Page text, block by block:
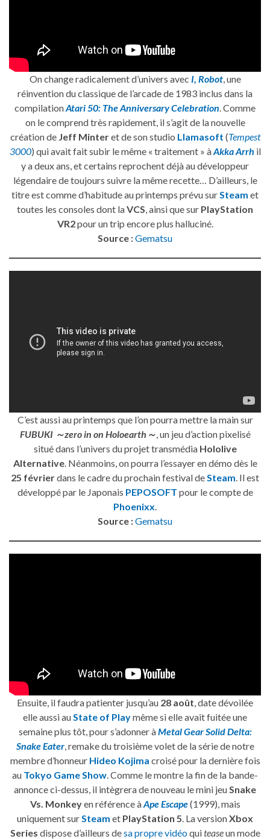
On change radicalement d’univers avec I, Robot, une
réinvention du classique de l’arcade de 1983 inclus dans la
compilationAtari 50: The Anniversary Celebration . Comme
on le comprend très rapidement, il s’agit de la nouvelle
création de Jeff Minteret de son studio Llamasoft (Tempest
3000) qui avait fait subir le même « traitement » àAkka Arrh il
y a deux ans, et certains reprochent déjà au développeur
légendaire de toujours suivre la même recette… D’ailleurs, le
titre est comme d’habitude au printemps prévu sur Steam et
toutes les consoles dont laVCS , ainsi que sur PlayStation
VR2pour un trip encore plus halluciné.
Source :Gematsu
C’est aussi au printemps que l’on pourra mettre la main sur
FUBUKI ～zero in on Holoearth～ , un jeu d’action pixelisé
situé dans l’univers du projet transmédia Hololive
Alternative. Néanmoins, on pourra l’essayer en démo dès le
25 févrierdans le cadre du prochain festival de Steam . Il est
développé par le Japonais PEPOSOFT pour le compte de
Phoenixx
Source :Gematsu
Ensuite, il faudra patienter jusqu’au 28 août, date dévoilée
elle aussi auState of Playmême si elle avait fuitée une
semaine plus tôt, pour s’adonner àMetal Gear Solid Delta:
Snake Eater, remake du troisième volet de la série de notre
membre d’honneur Hideo Kojima croisé pour la dernière fois
au Tokyo Game Show. Comme le montre la fin de la bande-
annonce ci-dessus, il intègrera de nouveau le mini jeuSnake
Vs. Monkeyen référence àApe Escape(1999), mais
uniquement surSteam et PlayStation 5. La versionXbox
Series dispose d’ailleurs desa propre vidéoquiteaseun mode